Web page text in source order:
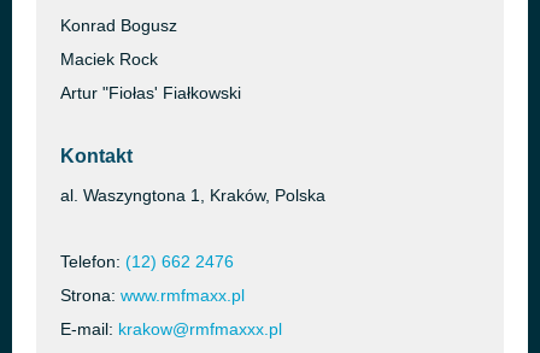
Konrad Bogusz
Maciek Rock
Artur "Fiołas' Fiałkowski
Kontakt
al. Waszyngtona 1, Kraków, Polska
Telefon: (12) 662 2476
Strona: www.rmfmaxx.pl
E-mail: krakow@rmfmaxxx.pl